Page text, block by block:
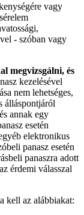
vagy
- szóban vagy
megvizsgálni, és
kezelésével
nem lehetséges,
álláspontjáról
annak egy
esetén
elektronikus
panasz esetén
panaszra adott
érdemi válasszal
kell az alábbiakat: